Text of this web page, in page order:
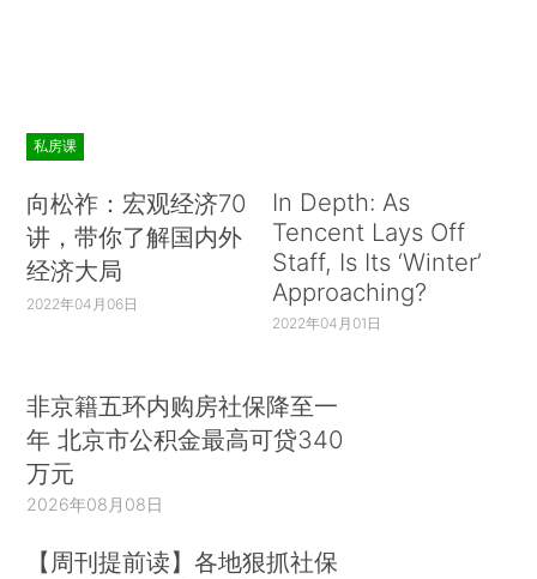
私房课
向松祚：宏观经济70
讲，带你了解国内外
经济大局
2022年04月06日
In Depth: As
Tencent Lays Off
Staff, Is Its ‘Winter’
Approaching?
2022年04月01日
非京籍五环内购房社保降至一
年 北京市公积金最高可贷340
万元
2026年08月08日
【周刊提前读】各地狠抓社保